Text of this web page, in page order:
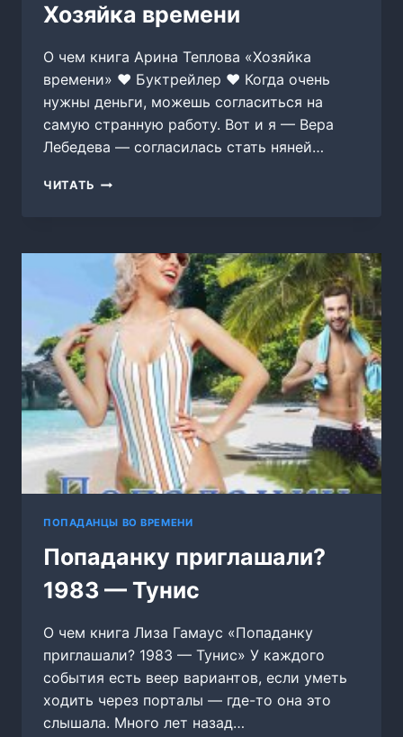
Хозяйка времени
О чем книга Арина Теплова «Хозяйка
времени» ‍❤️‍ Буктрейлер ‍❤️‍ Когда очень
нужны деньги, можешь согласиться на
самую странную работу. Вот и я — Вера
Лебедева — согласилась стать няней…
ЧИТАТЬ ХОЗЯЙКА
ПОПАДАНЦЫ ВО ВРЕМЕНИ
Попаданку приглашали?
1983 — Тунис
О чем книга Лиза Гамаус «Попаданку
приглашали? 1983 — Тунис» У каждого
события есть веер вариантов, если уметь
ходить через порталы — где-то она это
слышала. Много лет назад…